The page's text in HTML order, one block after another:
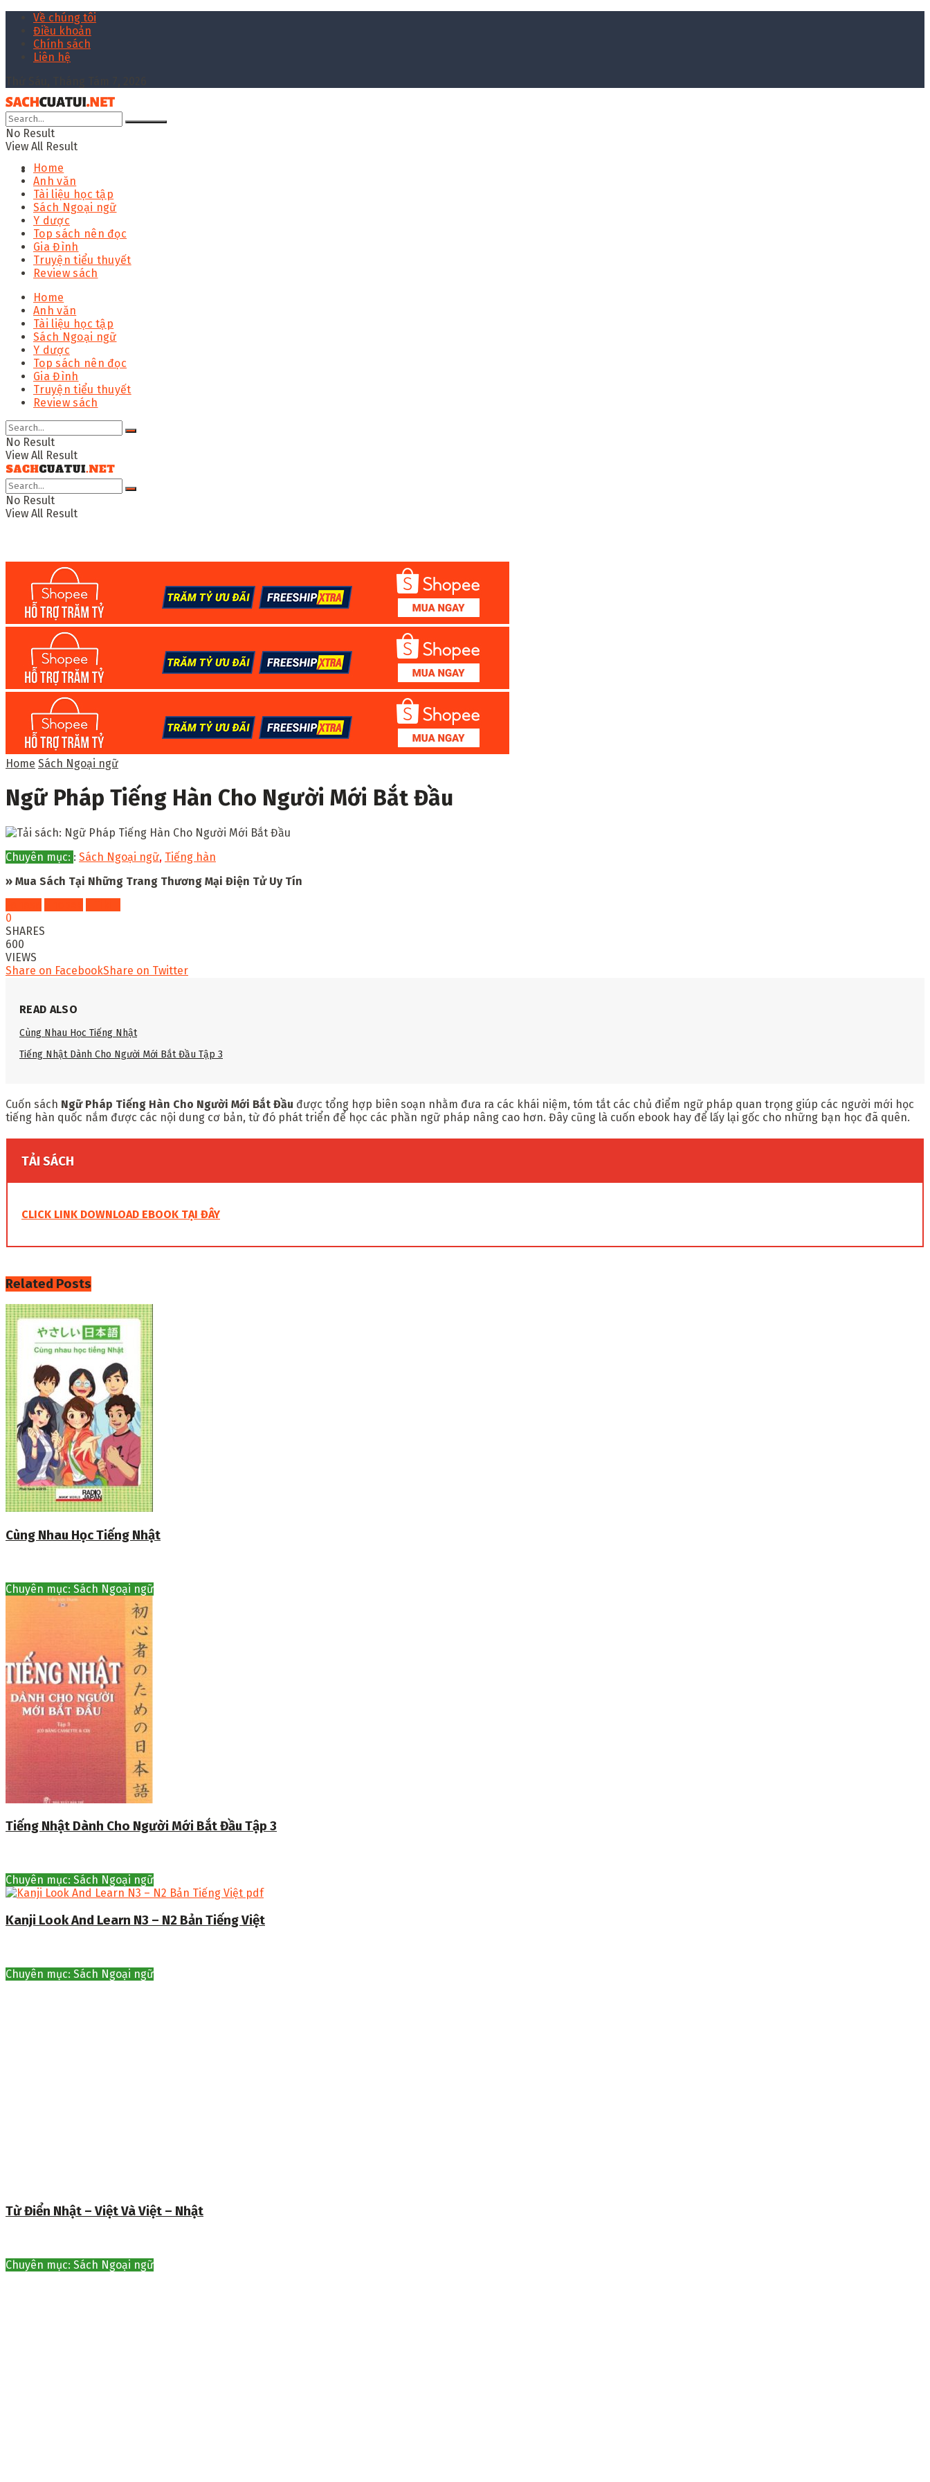
Về chúng tôi
Điều khoản
Chính sách
Liên hệ
No Result
View All Result
Home
Anh văn
Tài liệu học tập
Sách Ngoại ngữ
Y dược
Top sách nên đọc
Gia Đình
Truyện tiểu thuyết
Review sách
Home
Anh văn
Tài liệu học tập
Sách Ngoại ngữ
Y dược
Top sách nên đọc
Gia Đình
Truyện tiểu thuyết
Review sách
No Result
View All Result
No Result
View All Result
Home Sách Ngoại ngữ
Ngữ Pháp Tiếng Hàn Cho Người Mới Bắt Đầu
Chuyên mục: : Sách Ngoại ngữ, Tiếng hàn
» Mua Sách Tại Những Trang Thương Mại Điện Tử Uy Tín
0
SHARES
600
VIEWS
Share on FacebookShare on Twitter
READ ALSO
Cùng Nhau Học Tiếng Nhật
Tiếng Nhật Dành Cho Người Mới Bắt Đầu Tập 3
Cuốn sách Ngữ Pháp Tiếng Hàn Cho Người Mới Bắt Đầu được tổng hợp biên soạn nhằm đưa ra các khái niệm, tóm tắt các chủ điểm ngữ pháp quan trọng giúp các người mới học
tiếng hàn quốc nắm được các nội dung cơ bản, từ đó phát triển để học các phần ngữ pháp nâng cao hơn. Đây cũng là cuốn ebook hay để lấy lại gốc cho những bạn học đã quên.
TẢI SÁCH
CLICK LINK DOWNLOAD EBOOK TẠI ĐÂY
Related Posts
Cùng Nhau Học Tiếng Nhật
Chuyên mục: Sách Ngoại ngữ
Tiếng Nhật Dành Cho Người Mới Bắt Đầu Tập 3
Chuyên mục: Sách Ngoại ngữ
Kanji Look And Learn N3 – N2 Bản Tiếng Việt
Chuyên mục: Sách Ngoại ngữ
Từ Điển Nhật – Việt Và Việt – Nhật
Chuyên mục: Sách Ngoại ngữ